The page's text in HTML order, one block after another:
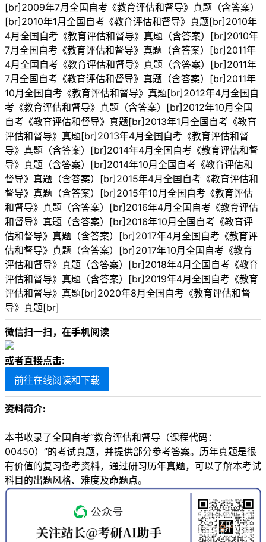
[br]2009年7月全国自考《教育评估和督导》真题（含答案）
[br]2010年1月全国自考《教育评估和督导》真题[br]2010年
4月全国自考《教育评估和督导》真题（含答案）[br]2010年
7月全国自考《教育评估和督导》真题（含答案）[br]2011年
4月全国自考《教育评估和督导》真题（含答案）[br]2011年
7月全国自考《教育评估和督导》真题（含答案）[br]2011年
10月全国自考《教育评估和督导》真题[br]2012年4月全国自
考《教育评估和督导》真题（含答案）[br]2012年10月全国
自考《教育评估和督导》真题[br]2013年1月全国自考《教育
评估和督导》真题[br]2013年4月全国自考《教育评估和督
导》真题（含答案）[br]2014年4月全国自考《教育评估和督
导》真题（含答案）[br]2014年10月全国自考《教育评估和
督导》真题（含答案）[br]2015年4月全国自考《教育评估和
督导》真题（含答案）[br]2015年10月全国自考《教育评估
和督导》真题（含答案）[br]2016年4月全国自考《教育评估
和督导》真题（含答案）[br]2016年10月全国自考《教育评
估和督导》真题（含答案）[br]2017年4月全国自考《教育评
估和督导》真题（含答案）[br]2017年10月全国自考《教育
评估和督导》真题（含答案）[br]2018年4月全国自考《教育
评估和督导》真题（含答案）[br]2019年4月全国自考《教育
评估和督导》真题[br]2020年8月全国自考《教育评估和督
导》真题[br]
微信扫一扫，在手机阅读
或者直接点击:
前往在线阅读和下载
资料简介:
本书收录了全国自考“教育评估和督导（课程代码：
00450）”的考试真题，并提供部分参考答案。历年真题是很
有价值的复习备考资料，通过研习历年真题，可以了解本考试
科目的出题风格、难度及命题点。